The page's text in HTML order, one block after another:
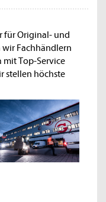
für Original- und
Fachhändlern
mit Top-Service
stellen höchste